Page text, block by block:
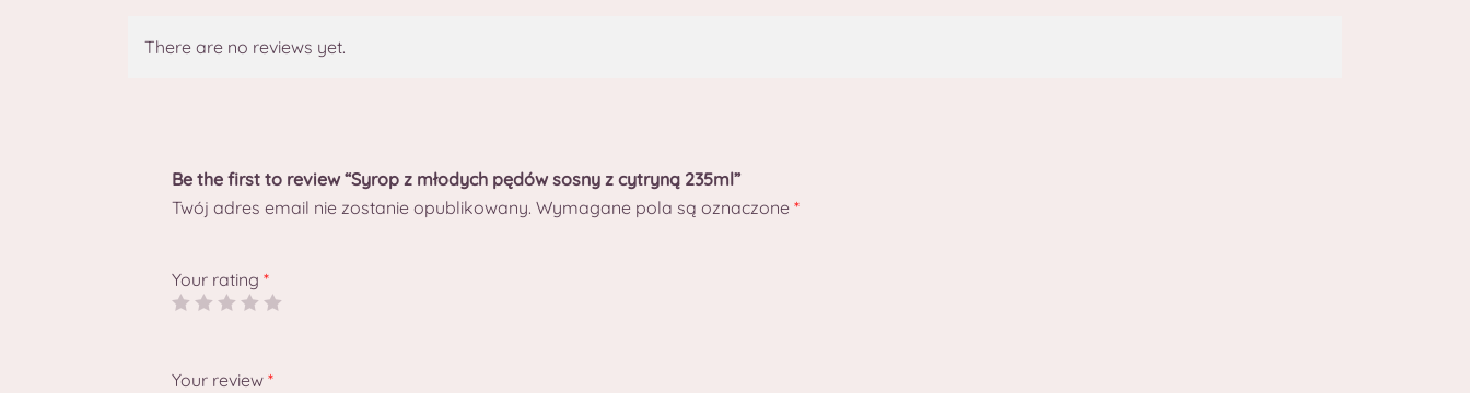
There are no reviews yet.
Be the first to review “Syrop z młodych pędów sosny z cytryną 235ml”
Twój adres email nie zostanie opublikowany. Wymagane pola są oznaczone *
Your rating *
Your review *